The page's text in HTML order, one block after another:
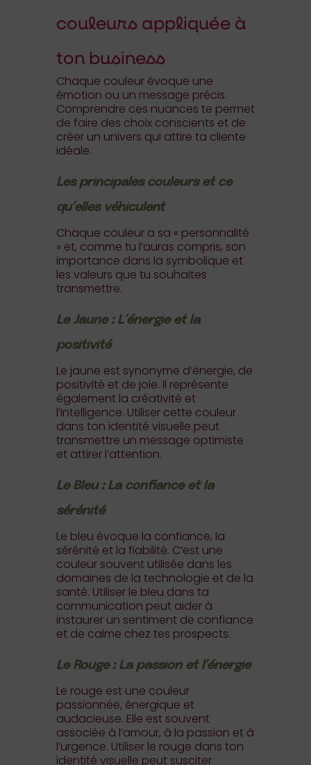
couleurs appliquée à
ton business
Chaque couleur évoque une
émotion ou un message précis.
Comprendre ces nuances te permet
de faire des choix conscients et de
créer un univers qui attire ta cliente
idéale.
Les principales couleurs et ce
qu’elles véhiculent
Chaque couleur a sa « personnalité
» et, comme tu l’auras compris, son
importance dans la symbolique et
les valeurs que tu souhaites
transmettre.
Le Jaune : L’énergie et la
positivité
Le jaune est synonyme d’énergie, de
positivité et de joie. Il représente
également la créativité et
l’intelligence. Utiliser cette couleur
dans ton identité visuelle peut
transmettre un message optimiste
et attirer l’attention.
Le Bleu : La confiance et la
sérénité
Le bleu évoque la confiance, la
sérénité et la fiabilité. C’est une
couleur souvent utilisée dans les
domaines de la technologie et de la
santé. Utiliser le bleu dans ta
communication peut aider à
instaurer un sentiment de confiance
et de calme chez tes prospects.
Le Rouge : La passion et l’énergie
Le rouge est une couleur
passionnée, énergique et
audacieuse. Elle est souvent
associée à l’amour, à la passion et à
l’urgence. Utiliser le rouge dans ton
identité visuelle peut susciter